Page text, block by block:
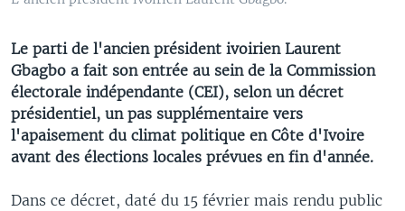
Le parti de l'ancien président ivoirien Laurent
Gbagbo a fait son entrée au sein de la Commission
électorale indépendante (CEI), selon un décret
présidentiel, un pas supplémentaire vers
l'apaisement du climat politique en Côte d'Ivoire
avant des élections locales prévues en fin d'année.
Dans ce décret, daté du 15 février mais rendu public